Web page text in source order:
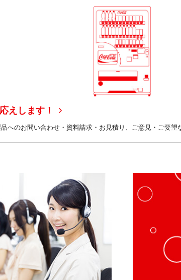
えします！
へのお問い合わせ・資料請求・お見積り、ご意見・ご要望